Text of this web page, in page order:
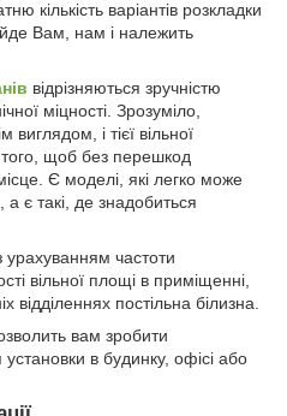
кількість варіантів розкладки
Вам, нам і належить
відрізняються зручністю
міцності. Зрозуміло,
виглядом, і тієї вільної
щоб без перешкод
Є моделі, які легко може
а є такі, де знадобиться
урахуванням частоти
вільної площі в приміщенні,
відділеннях постільна білизна.
вам зробити
в будинку, офісі або